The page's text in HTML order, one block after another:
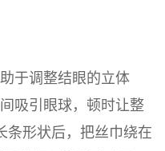
于调整结眼的立体
吸引眼球，顿时让整
条形状后，把丝巾绕在